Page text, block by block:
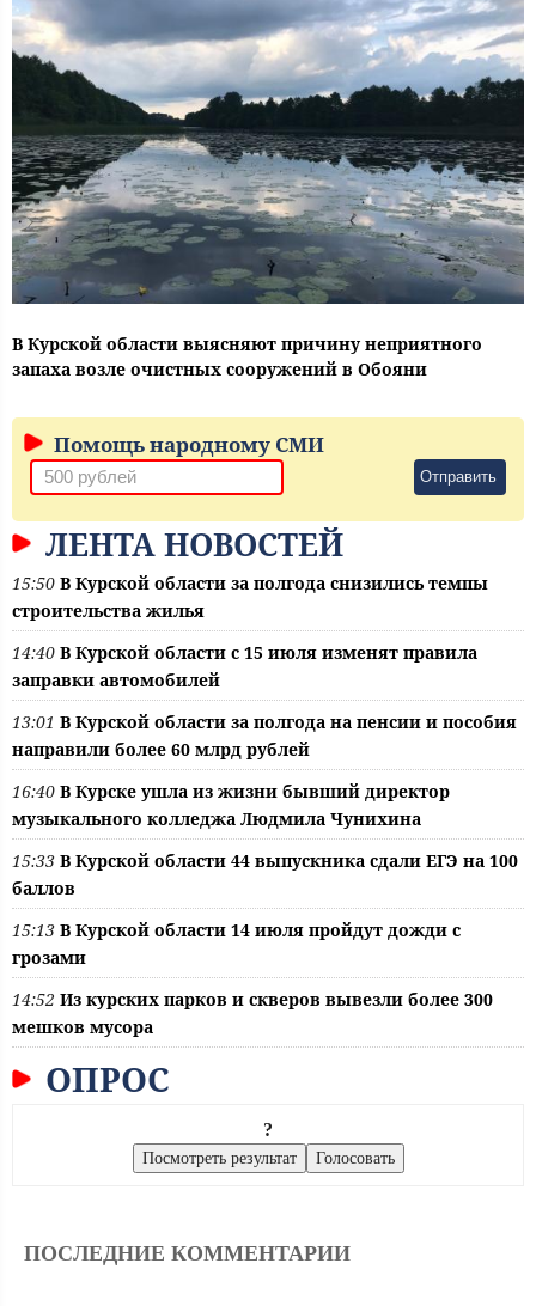
В Курской области выясняют причину неприятного
запаха возле очистных сооружений в Обояни
Помощь народному СМИ
Отправить
ЛЕНТА НОВОСТЕЙ
15:50 В Курской области за полгода снизились темпы
строительства жилья
14:40 В Курской области с 15 июля изменят правила
заправки автомобилей
13:01 В Курской области за полгода на пенсии и пособия
направили более 60 млрд рублей
16:40 В Курске ушла из жизни бывший директор
музыкального колледжа Людмила Чунихина
15:33 В Курской области 44 выпускника сдали ЕГЭ на 100
баллов
15:13 В Курской области 14 июля пройдут дожди с
грозами
14:52 Из курских парков и скверов вывезли более 300
мешков мусора
ОПРОС
?
ПОСЛЕДНИЕ КОММЕНТАРИИ